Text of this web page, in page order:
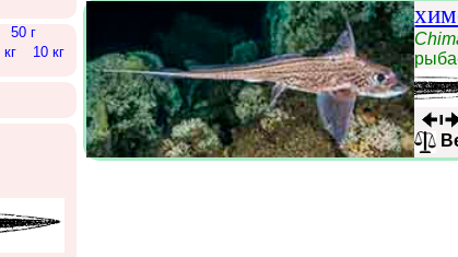
50 г
кг
10 кг